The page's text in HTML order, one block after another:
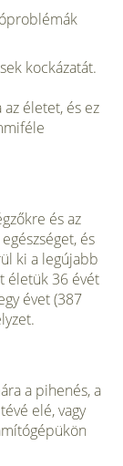
kockázatát.
életet, és ez
és az
és
ki a legújabb
életük 36 évét
évet (387
a pihenés, a
elé, vagy